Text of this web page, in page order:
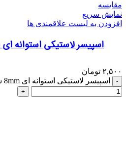
مقایسه
نمایش سریع
افزودن به لیست علاقمندی ها
اسپیسر لاستیکی استوانه ای 8mm سوراخ 4mm
۲,۵۰۰ تومان
اسپیسر لاستیکی استوانه ای 8mm سوراخ 4mm عدد